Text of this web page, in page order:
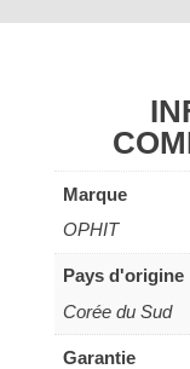
Marque
OPHIT
Pays d'origine
Corée du Sud
Garantie